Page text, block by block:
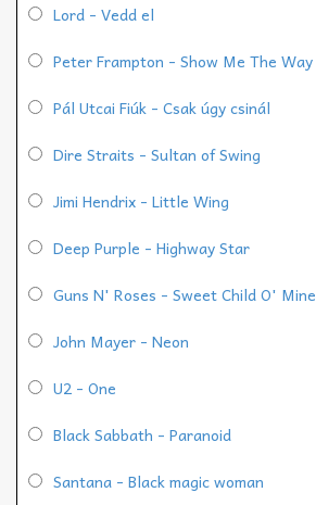
Lord - Vedd el
Peter Frampton - Show Me The Way
Pál Utcai Fiúk - Csak úgy csinál
Dire Straits - Sultan of Swing
Jimi Hendrix - Little Wing
Deep Purple - Highway Star
Guns N' Roses - Sweet Child O' Mine
John Mayer - Neon
U2 - One
Black Sabbath - Paranoid
Santana - Black magic woman